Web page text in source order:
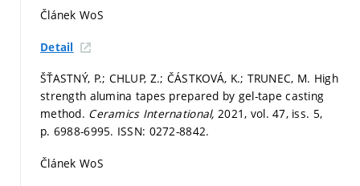
Článek WoS
Detail
ŠŤASTNÝ, P.; CHLUP, Z.; ČÁSTKOVÁ, K.; TRUNEC, M. High
strength alumina tapes prepared by gel-tape casting
method. Ceramics International, 2021, vol. 47, iss. 5,
p. 6988-6995. ISSN: 0272-8842.
Článek WoS